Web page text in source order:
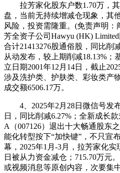
拉芳家化股东户数1.70万，其
盘，当前无持续增减仓现象，其
风险，投资需隆重。(免责声明
芳全资子公司Hawyu (HK)
合计21413276股通俗股，同比削
从动发布，较上期削减18.13%；
立日期2001年12月14日，截止
涉及洗护类、护肤类、彩妆类产
成交额6506.17万。
4、2025年2月28日微信号发
日，同比削减6.27%；全新成长
A（007126）退出十大畅通股东
能化转型按下“加快键”，不只宣
幕，2025年1月-3月，拉芳家化
日被从力资金减仓；715.70万元
或视频消息等原创内容，次要集